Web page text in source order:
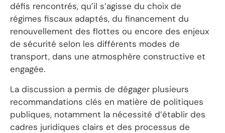
défis rencontrés, qu’il s’agisse du choix de
régimes fiscaux adaptés, du financement du
renouvellement des flottes ou encore des enjeux
de sécurité selon les différents modes de
transport, dans une atmosphère constructive et
engagée.
La discussion a permis de dégager plusieurs
recommandations clés en matière de politiques
publiques, notamment la nécessité d’établir des
cadres juridiques clairs et des processus de